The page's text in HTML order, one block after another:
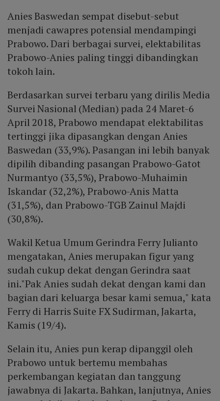
Anies Baswedan sempat disebut-sebut
menjadi cawapres potensial mendampingi
Prabowo. Dari berbagai survei, elektabilitas
Prabowo-Anies paling tinggi dibandingkan
tokoh lain.
Berdasarkan survei terbaru yang dirilis Media
Survei Nasional (Median) pada 24 Maret-6
April 2018, Prabowo mendapat elektabilitas
tertinggi jika dipasangkan dengan Anies
Baswedan (33,9%). Pasangan ini lebih banyak
dipilih dibanding pasangan Prabowo-Gatot
Nurmantyo (33,5%), Prabowo-Muhaimin
Iskandar (32,2%), Prabowo-Anis Matta
(31,5%), dan Prabowo-TGB Zainul Majdi
(30,8%).
Wakil Ketua Umum Gerindra Ferry Julianto
mengatakan, Anies merupakan figur yang
sudah cukup dekat dengan Gerindra saat
ini."Pak Anies sudah dekat dengan kami dan
bagian dari keluarga besar kami semua," kata
Ferry di Harris Suite FX Sudirman, Jakarta,
Kamis (19/4).
Selain itu, Anies pun kerap dipanggil oleh
Prabowo untuk bertemu membahas
perkembangan kegiatan dan tanggung
jawabnya di Jakarta. Bahkan, lanjutnya, Anies